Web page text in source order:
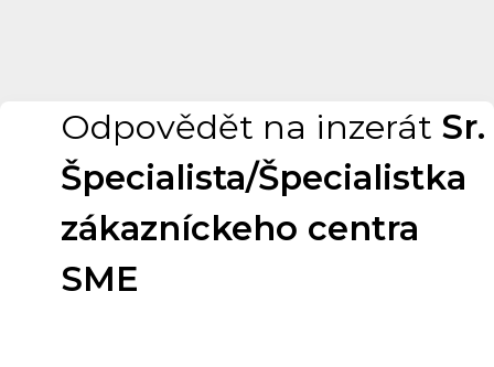
Odpovědět na inzerát Sr.
Špecialista/Špecialistka
zákazníckeho centra
SME